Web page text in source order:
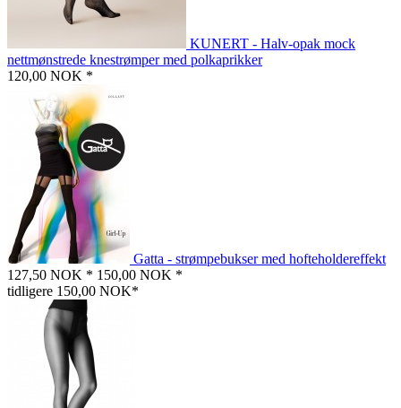
KUNERT - Halv-opak mock
nettmønstrede knestrømper med polkaprikker
120,00 NOK *
Gatta - strømpebukser med hofteholdereffekt
127,50 NOK * 150,00 NOK *
tidligere 150,00 NOK*